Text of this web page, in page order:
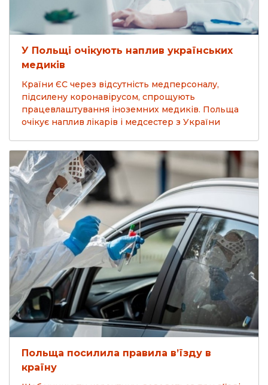
У Польщі очікують наплив українських
медиків
Країни ЄС через відсутність медперсоналу,
підсилену коронавірусом, спрощують
працевлаштування іноземних медиків. Польща
очікує наплив лікарів і медсестер з України
Польща посилила правила в’їзду в
країну